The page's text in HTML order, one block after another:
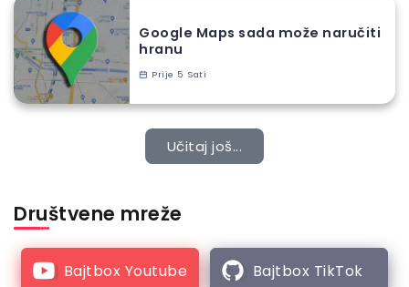
Google Maps sada može naručiti
hranu
Prije 5 Sati
Učitaj još...
Društvene mreže
Bajtbox Youtube Bajtbox TikTok